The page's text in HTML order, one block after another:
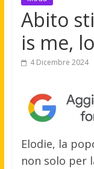
Abito
is me,
4 Dicembre 2024
Elodie, la
non solo per